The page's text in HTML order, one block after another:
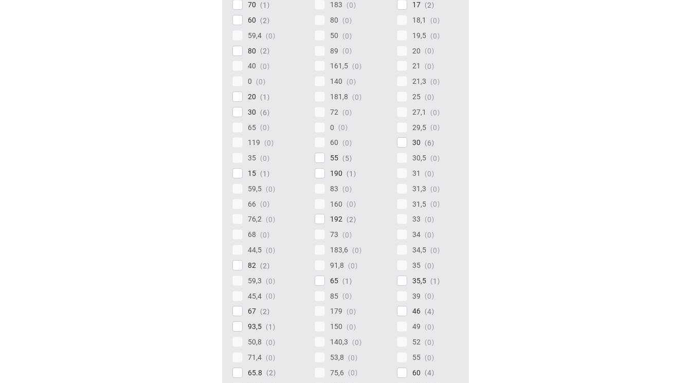
70
1
60
2
59,4
0
80
2
40
0
0
0
20
1
30
6
65
0
119
0
35
0
15
1
59,5
0
66
0
76,2
0
68
0
44,5
0
82
2
59,3
0
45,4
0
67
2
93,5
1
50,8
0
71,4
0
65.8
2
183
0
80
0
50
0
89
0
161,5
0
140
0
181,8
0
72
0
0
0
60
0
55
5
190
1
83
0
160
0
192
2
73
0
183,6
0
91,8
0
65
1
85
0
179
0
150
0
140,3
0
53,8
0
75,6
0
17
2
18,1
0
19,5
0
20
0
21
0
21,3
0
25
0
27,1
0
29,5
0
30
6
30,5
0
31
0
31,3
0
31,5
0
33
0
34
0
34,5
0
35
0
35,5
1
39
0
46
4
49
0
52
0
55
0
60
4